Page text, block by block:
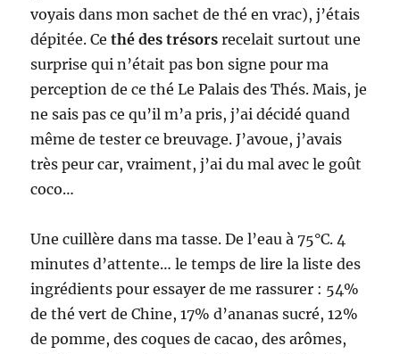
voyais dans mon sachet de thé en vrac), j’étais
dépitée. Cethé des trésors recelait surtout une
surprise qui n’était pas bon signe pour ma
perception de ce thé Le Palais des Thés. Mais, je
ne sais pas ce qu’il m’a pris, j’ai décidé quand
même de tester ce breuvage. J’avoue, j’avais
très peur car, vraiment, j’ai du mal avec le goût
coco…
Une cuillère dans ma tasse. De l’eau à 75°C. 4
minutes d’attente… le temps de lire la liste des
ingrédients pour essayer de me rassurer : 54%
de thé vert de Chine, 17% d’ananas sucré, 12%
de pomme, des coques de cacao, des arômes,